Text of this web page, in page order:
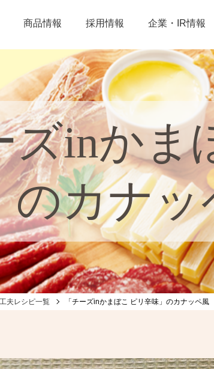
商品情報 採用情報 企業・IR情報
ズinかま
のカナッ
夫レシピ一覧 「チーズinかまぼこ ピリ辛味」のカナッペ風